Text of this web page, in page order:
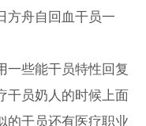
方舟自回血干员一
些能干员特性回复
干员奶人的时候上面
的干员还有医疗职业